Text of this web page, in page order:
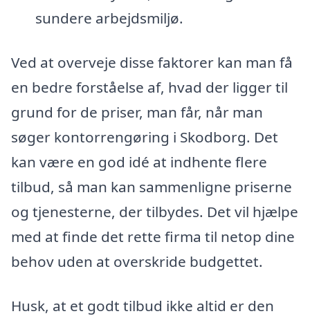
sundere arbejdsmiljø.
Ved at overveje disse faktorer kan man få
en bedre forståelse af, hvad der ligger til
grund for de priser, man får, når man
søger kontorrengøring i Skodborg. Det
kan være en god idé at indhente flere
tilbud, så man kan sammenligne priserne
og tjenesterne, der tilbydes. Det vil hjælpe
med at finde det rette firma til netop dine
behov uden at overskride budgettet.
Husk, at et godt tilbud ikke altid er den